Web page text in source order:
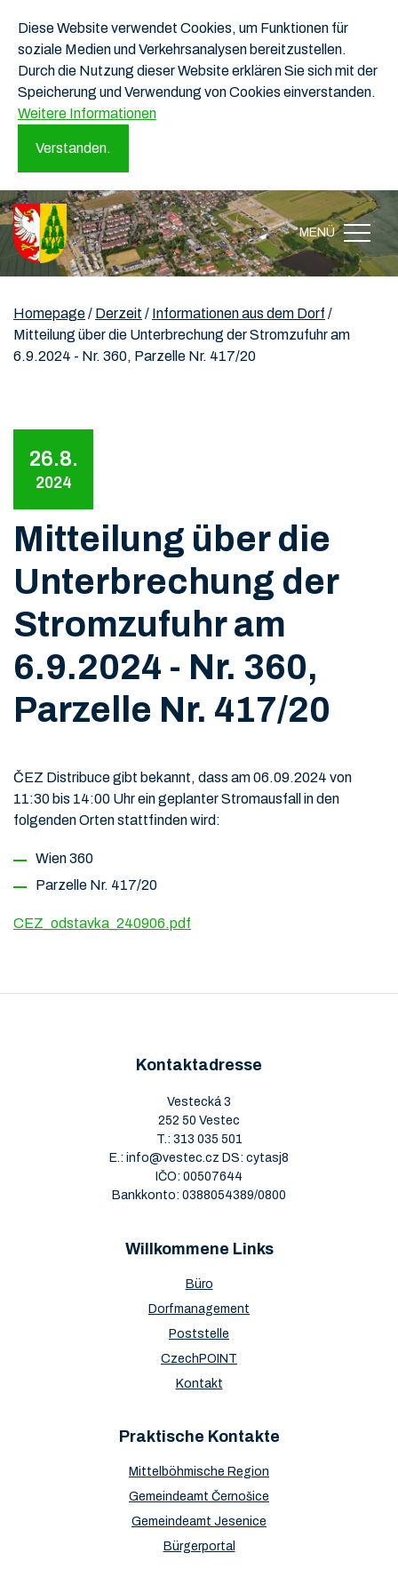
Diese Website verwendet Cookies, um Funktionen für
soziale Medien und Verkehrsanalysen bereitzustellen.
Durch die Nutzung dieser Website erklären Sie sich mit der
Speicherung und Verwendung von Cookies einverstanden.
Weitere Informationen
Verstanden.
MENÜ
Homepage/ Derzeit / Informationen aus dem Dorf /
Mitteilung über die Unterbrechung der Stromzufuhr am
6.9.2024 - Nr. 360, Parzelle Nr. 417/20
26.8.
2024
Mitteilung über die
Unterbrechung der
Stromzufuhr am
6.9.2024 - Nr. 360,
Parzelle Nr. 417/20
ČEZ Distribuce gibt bekannt, dass am 06.09.2024 von
11:30 bis 14:00 Uhr ein geplanter Stromausfall in den
folgenden Orten stattfinden wird:
Wien 360
Parzelle Nr. 417/20
CEZ_odstavka_240906.pdf
Kontaktadresse
Vestecká 3
252 50 Vestec
T.: 313 035 501
E.: info@vestec.cz DS: cytasj8
IČO: 00507644
Bankkonto: 0388054389/0800
Willkommene Links
Büro
Dorfmanagement
Poststelle
CzechPOINT
Kontakt
Praktische Kontakte
Mittelböhmische Region
Gemeindeamt Černošice
Gemeindeamt Jesenice
Bürgerportal